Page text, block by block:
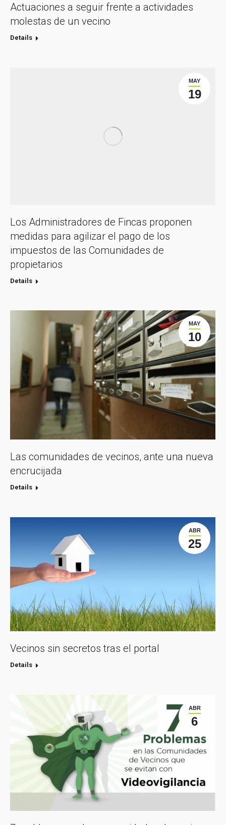
Actuaciones a seguir frente a actividades
molestas de un vecino
Details
MAY
19
Los Administradores de Fincas proponen
medidas para agilizar el pago de los
impuestos de las Comunidades de
propietarios
Details
MAY
10
Las comunidades de vecinos, ante una nueva
encrucijada
Details
ABR
25
Vecinos sin secretos tras el portal
Details
ABR
6